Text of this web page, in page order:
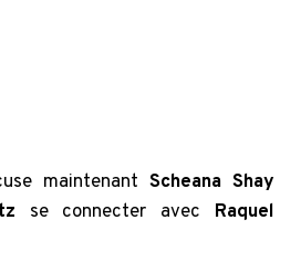
maintenant Scheana Shay
se connecter avec Raquel